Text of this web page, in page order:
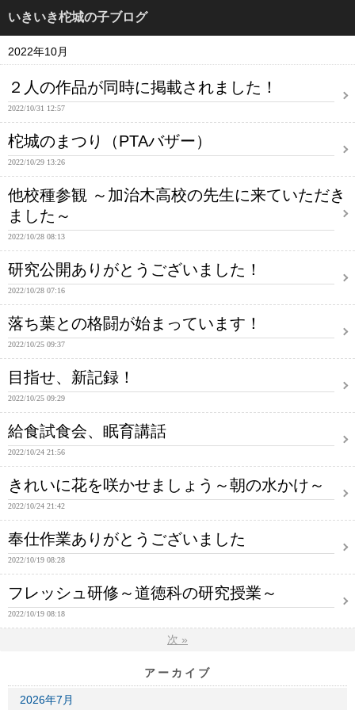
いきいき柁城の子ブログ
2022年10月
２人の作品が同時に掲載されました！
2022/10/31 12:57
柁城のまつり（PTAバザー）
2022/10/29 13:26
他校種参観 ～加治木高校の先生に来ていただき
ました～
2022/10/28 08:13
研究公開ありがとうございました！
2022/10/28 07:16
落ち葉との格闘が始まっています！
2022/10/25 09:37
目指せ、新記録！
2022/10/25 09:29
給食試食会、眠育講話
2022/10/24 21:56
きれいに花を咲かせましょう～朝の水かけ～
2022/10/24 21:42
奉仕作業ありがとうございました
2022/10/19 08:28
フレッシュ研修～道徳科の研究授業～
2022/10/19 08:18
次 »
アーカイブ
2026年7月